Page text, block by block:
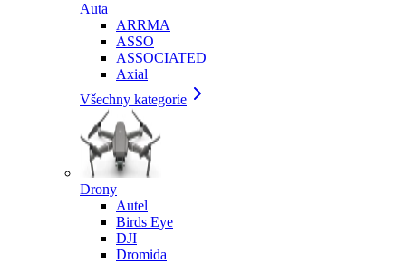
Auta
ARRMA
ASSO
ASSOCIATED
Axial
Všechny kategorie
Drony
Autel
Birds Eye
DJI
Dromida